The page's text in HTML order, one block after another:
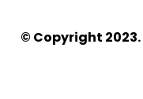
© Copyright 2023.